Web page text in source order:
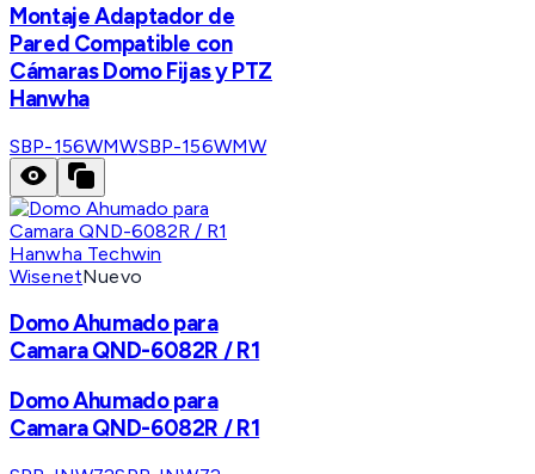
Montaje Adaptador de
Pared Compatible con
Cámaras Domo Fijas y PTZ
Hanwha
SBP-156WMWSBP-156WMW
Hanwha Techwin
WisenetNuevo
Domo Ahumado para
Camara QND-6082R / R1
Domo Ahumado para
Camara QND-6082R / R1